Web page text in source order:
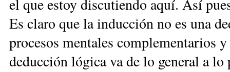
el que estoy discutiendo aquí. Así
Es claro que la inducción no es una
procesos mentales complementarios
deducción lógica va de lo general a